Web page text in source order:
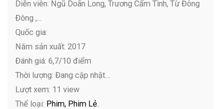
Diễn viên: Ngũ Doãn Long, Trương Cẩm Tình, Từ Đông
Đông ,...
Quốc gia:
Năm sản xuất: 2017
Đánh giá: 6,7/10 điểm
Thời lượng: Đang cập nhật…
Lượt xem: 11 view
Thể loại: Phim Phim Lẻ